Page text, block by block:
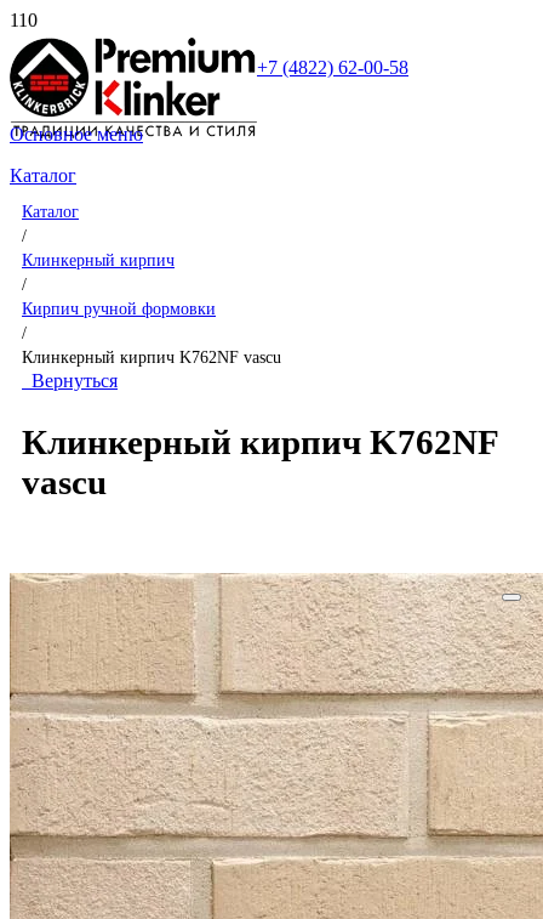
+7 (4822) 62-00-58
Основное меню
Каталог
Каталог
/
Клинкерный кирпич
/
Кирпич ручной формовки
/
Клинкерный кирпич K762NF vascu
Вернуться
Клинкерный кирпич K762NF
vascu